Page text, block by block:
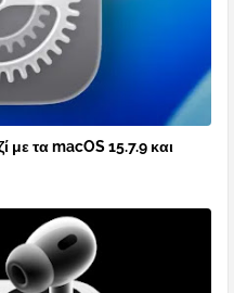
με τα macOS 15.7.9 και